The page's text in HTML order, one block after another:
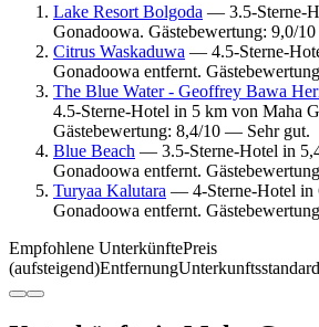
Lake Resort Bolgoda — 3.5-Sterne-
Gonadoowa. Gästebewertung: 9,0/
Citrus Waskaduwa — 4.5-Sterne-
Gonadoowa entfernt.
The Blue Water - Geoffrey Bawa
4.5-Sterne-Hotel in 5 km von Maha
Gästebewertung: 8,4/10 — Sehr gut.
Blue Beach — 3.5-Sterne-Hotel in
Gonadoowa entfernt.
Turyaa Kalutara — 4-Sterne-Hotel in
Gonadoowa entfernt.
Empfohlene UnterkünftePreis
(aufsteigend)EntfernungUnterkunftsstandard